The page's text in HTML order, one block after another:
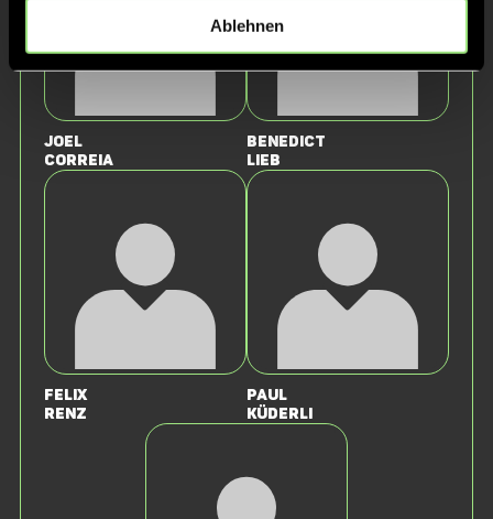
Ablehnen
Joel
Correia
Benedict
Lieb
Felix
Renz
Paul
Küderli